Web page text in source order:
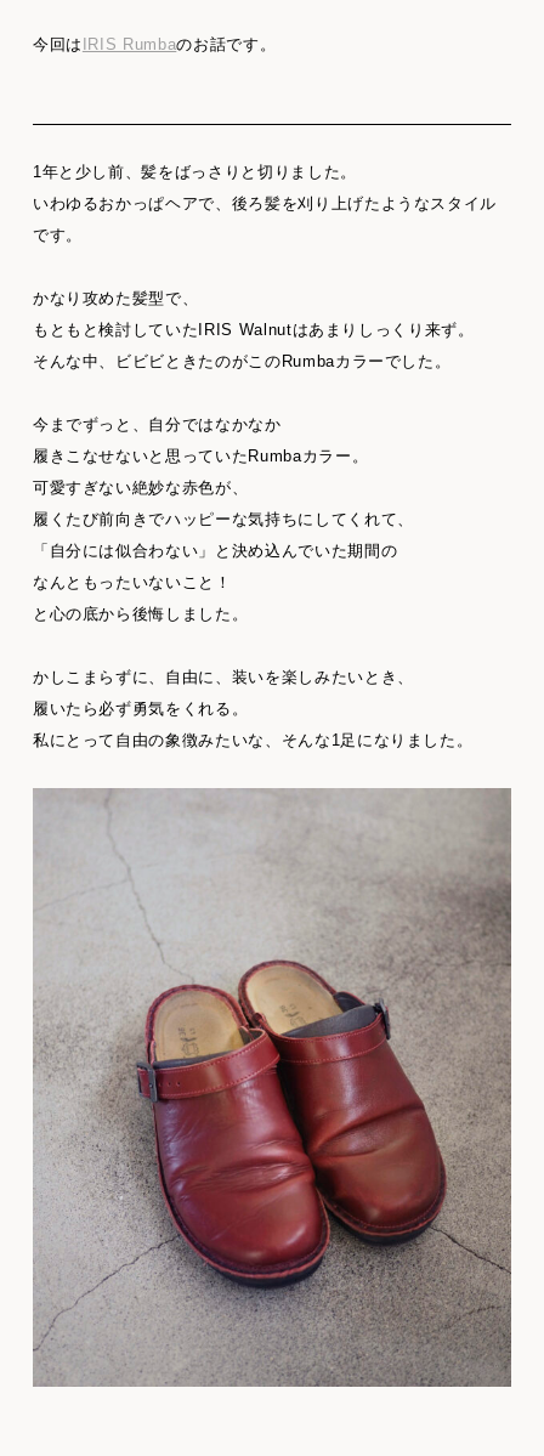
今回は IRIS Rumbaのお話です。
1年と少し前、髪をばっさりと切りました。
いわゆるおかっぱヘアで、後ろ髪を刈り上げたようなスタイル
です。
かなり攻めた髪型で、
もともと検討していたIRIS Walnutはあまりしっくり来ず。
そんな中、ビビビときたのがこのRumbaカラーでした。
今までずっと、自分ではなかなか
履きこなせないと思っていたRumbaカラー。
可愛すぎない絶妙な赤色が、
履くたび前向きでハッピーな気持ちにしてくれて、
「自分には似合わない」と決め込んでいた期間の
なんともったいないこと！
と心の底から後悔しました。
かしこまらずに、自由に、装いを楽しみたいとき、
履いたら必ず勇気をくれる。
私にとって自由の象徴みたいな、そんな1足になりました。